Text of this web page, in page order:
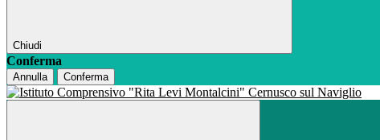
Chiudi
Conferma
Annulla Conferma